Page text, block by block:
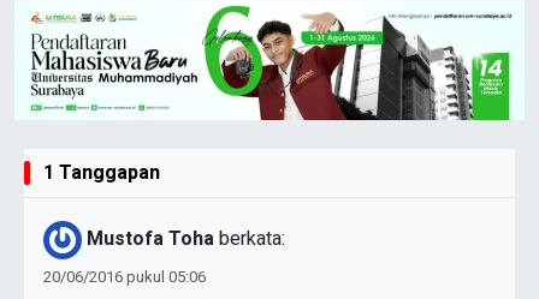
1 Tanggapan
Mustofa Tohaberkata:
20/06/2016 pukul 05:06